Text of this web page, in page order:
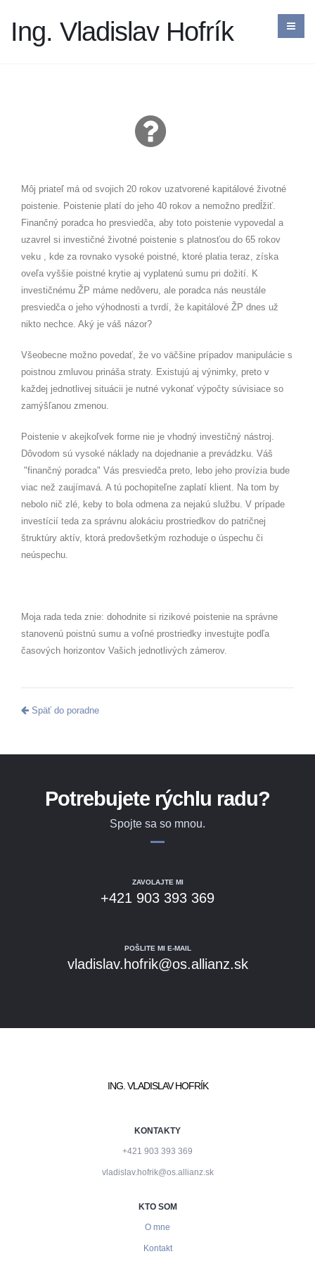
Ing. Vladislav Hofrík
Môj priateľ má od svojich 20 rokov uzatvorené kapitálové životné
poistenie. Poistenie platí do jeho 40 rokov a nemožno predĺžiť.
Finančný poradca ho presviedča, aby toto poistenie vypovedal a
uzavrel si investičné životné poistenie s platnosťou do 65 rokov
veku , kde za rovnako vysoké poistné, ktoré platia teraz, získa
oveľa vyššie poistné krytie aj vyplatenú sumu pri dožití. K
investičnému ŽP máme nedôveru, ale poradca nás neustále
presviedča o jeho výhodnosti a tvrdí, že kapitálové ŽP dnes už
nikto nechce. Aký je váš názor?
Všeobecne možno povedať, že vo väčšine prípadov manipulácie s
poistnou zmluvou prináša straty. Existujú aj výnimky, preto v
každej jednotlivej situácii je nutné vykonať výpočty súvisiace so
zamýšľanou zmenou.
Poistenie v akejkoľvek forme nie je vhodný investičný nástroj.
Dôvodom sú vysoké náklady na dojednanie a prevádzku. Váš
"finančný poradca" Vás presviedča preto, lebo jeho provízia bude
viac než zaujímavá. A tú pochopiteľne zaplatí klient. Na tom by
nebolo nič zlé, keby to bola odmena za nejakú službu. V prípade
investícií teda za správnu alokáciu prostriedkov do patričnej
štruktúry aktív, ktorá predovšetkým rozhoduje o úspechu či
neúspechu.
Moja rada teda znie: dohodnite si rizikové poistenie na správne
stanovenú poistnú sumu a voľné prostriedky investujte podľa
časových horizontov Vašich jednotlivých zámerov.
Späť do poradne
Potrebujete rýchlu radu?
Spojte sa so mnou.
ZAVOLAJTE MI
+421 903 393 369
POŠLITE MI E-MAIL
vladislav.hofrik@os.allianz.sk
ING. VLADISLAV HOFRÍK
KONTAKTY
+421 903 393 369
vladislav.hofrik@os.allianz.sk
KTO SOM
O mne
Kontakt